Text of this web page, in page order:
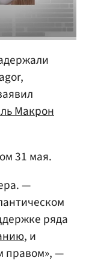
Макрон
31 мая.
—
ряда
, и
правом», —